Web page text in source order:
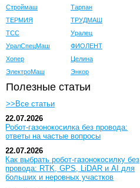
Строймаш
Тарпан
ТЕРМИЯ
ТРУДМАШ
ТСС
Уралец
УралСпецМаш
ФИОЛЕНТ
Хопер
Целина
ЭлектроМаш
Энкор
Полезные статьи
>>Все статьи
22.07.2026
Робот-газонокосилка без провода:
ответы на частые вопросы
22.07.2026
Как выбрать робот-газонокосилку без
провода: RTK, GPS, LiDAR и AI для
больших и неровных участков